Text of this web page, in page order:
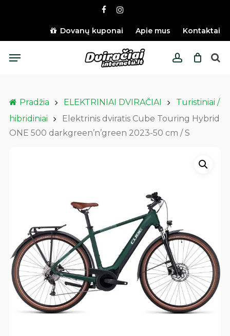
content
facebookinstagram
Dovanų kuponai Apie mus Kontaktai
account
Menu
Pradžia ELEKTRINIAI DVIRAČIAI
Turistiniai /
hibridiniai
Elektrinis dviratis Cube Touring Hybrid
ONE 500 darkgreen’n’green 2023-50 cm / S